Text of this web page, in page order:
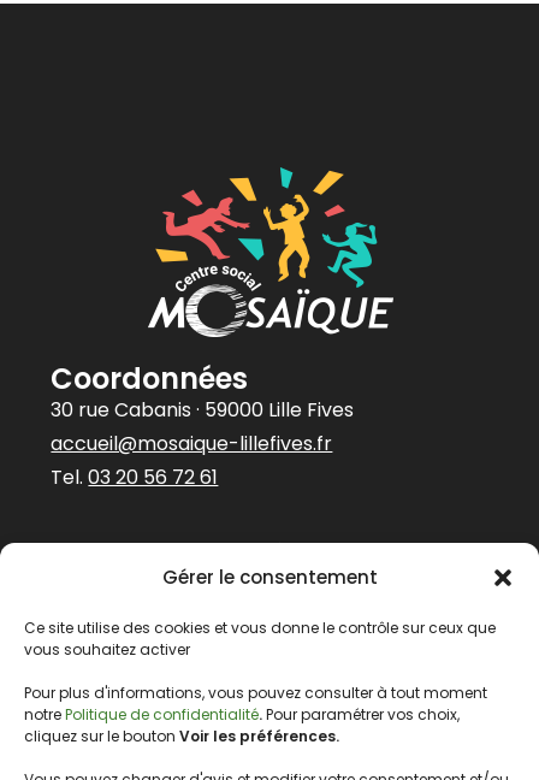
Gérer le consentement
Ce site utilise des cookies et vous donne le contrôle sur ceux que
vous souhaitez activer
Pour plus d'informations, vous pouvez consulter à tout moment
notrePolitique de confidentialité.Pour paramétrer vos choix,
cliquez sur le bouton Voir les préférences.
Coordonnées
30 rue Cabanis · 59000 Lille Fives
accueil@mosaique-lillefives.fr
Tel.03 20 56 72 61
notre newsletter
E-mail*